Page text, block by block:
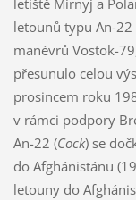
letiště Mirnyj a
letounů typu An-22
manévrů Vostok-
přesunulo celou
prosincem roku
v rámci podpory
An-22 (Cock) se
do Afghánistánu
letouny do